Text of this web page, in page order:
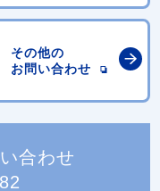
その他の
お問い合わせ
合わせ